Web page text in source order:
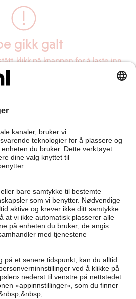
gikk galt
klikk på knappen for å laste inn
siden på nytt.